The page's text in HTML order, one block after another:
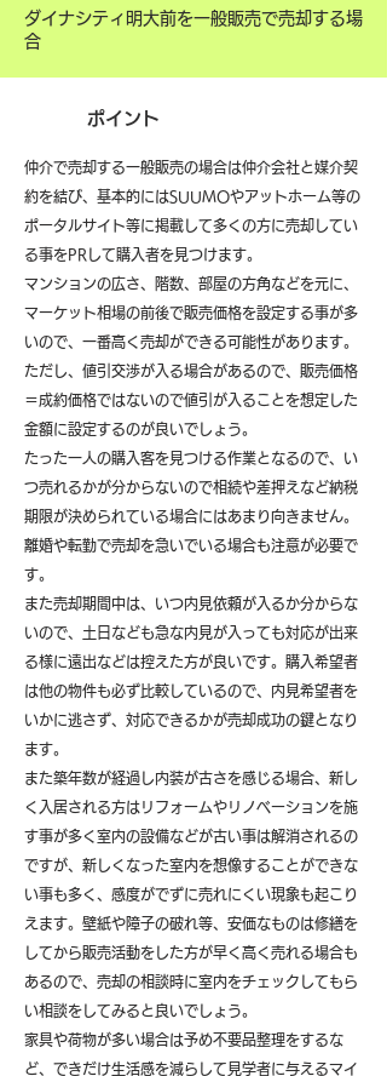
ダイナシティ明大前を一般販売で売却する場
合
ポイント
仲介で売却する一般販売の場合は仲介会社と媒介契
約を結び、基本的にはSUUMOやアットホーム等の
ポータルサイト等に掲載して多くの方に売却してい
る事をPRして購入者を見つけます。
マンションの広さ、階数、部屋の方角などを元に、
マーケット相場の前後で販売価格を設定する事が多
いので、一番高く売却ができる可能性があります。
ただし、値引交渉が入る場合があるので、販売価格
＝成約価格ではないので値引が入ることを想定した
金額に設定するのが良いでしょう。
たった一人の購入客を見つける作業となるので、い
つ売れるかが分からないので相続や差押えなど納税
期限が決められている場合にはあまり向きません。
離婚や転勤で売却を急いでいる場合も注意が必要で
す。
また売却期間中は、いつ内見依頼が入るか分からな
いので、土日なども急な内見が入っても対応が出来
る様に遠出などは控えた方が良いです。購入希望者
は他の物件も必ず比較しているので、内見希望者を
いかに逃さず、対応できるかが売却成功の鍵となり
ます。
また築年数が経過し内装が古さを感じる場合、新し
く入居される方はリフォームやリノベーションを施
す事が多く室内の設備などが古い事は解消されるの
ですが、新しくなった室内を想像することができな
い事も多く、感度がでずに売れにくい現象も起こり
えます。壁紙や障子の破れ等、安価なものは修繕を
してから販売活動をした方が早く高く売れる場合も
あるので、売却の相談時に室内をチェックしてもら
い相談をしてみると良いでしょう。
​家具や荷物が多い場合は予め不要品整理をするな
ど、できだけ生活感を減らして見学者に与えるマイ